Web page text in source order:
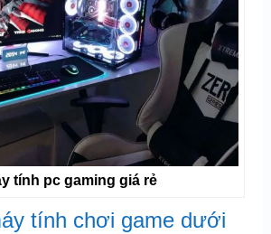
tính pc gaming giá rẻ
tính chơi game dưới